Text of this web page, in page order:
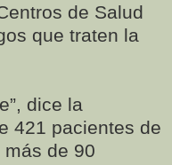
de Salud
que traten la
dice la
421 pacientes de
de 90